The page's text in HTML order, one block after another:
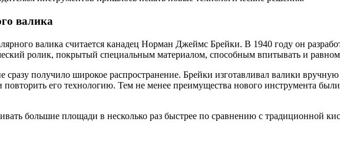
валика
валика считается канадец Норман Джеймс Брейки. В 1940 году он
ролик, покрытый специальным материалом, способным впитывать и
сразу получило широкое распространение. Брейки изготавливал валики
повторить его технологию. Тем не менее преимущества нового инструмента
большие площади в несколько раз быстрее по сравнению с традиционной